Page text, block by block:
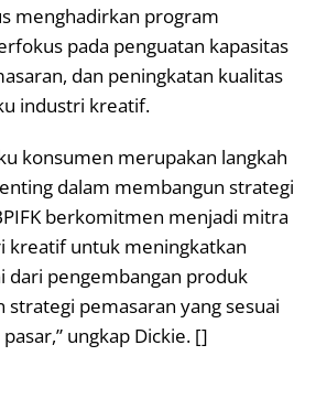
menghadirkan program
pada penguatan kapasitas
dan peningkatan kualitas
industri kreatif.
konsumen merupakan langkah
dalam membangun strategi
berkomitmen menjadi mitra
kreatif untuk meningkatkan
dari pengembangan produk
strategi pemasaran yang sesuai
ungkap Dickie. []